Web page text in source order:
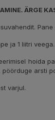
ÄRGE
ja 1 liitri
hoida
arsti
varjul.